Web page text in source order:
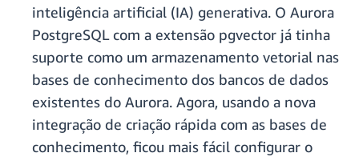
inteligência artificial (IA) generativa. O Aurora
PostgreSQL com a extensão pgvector já tinha
suporte como um armazenamento vetorial nas
bases de conhecimento dos bancos de dados
existentes do Aurora. Agora, usando a nova
integração de criação rápida com as bases de
conhecimento, ficou mais fácil configurar o